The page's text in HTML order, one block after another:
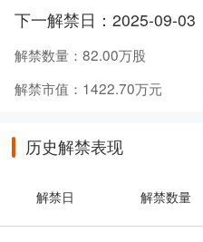
下一解禁日： 2025-09-03
解禁数量： 82.00万股
解禁市值： 1422.70万元
历史解禁表现
解禁日 解禁数量